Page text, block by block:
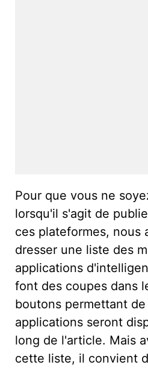
Pour que vous ne
lorsqu'il s'agit de
ces plateformes, nous
dresser une liste des
applications
font des coupes dans
boutons permettant
applications seront
long de l'article. Mais
cette liste, il convient